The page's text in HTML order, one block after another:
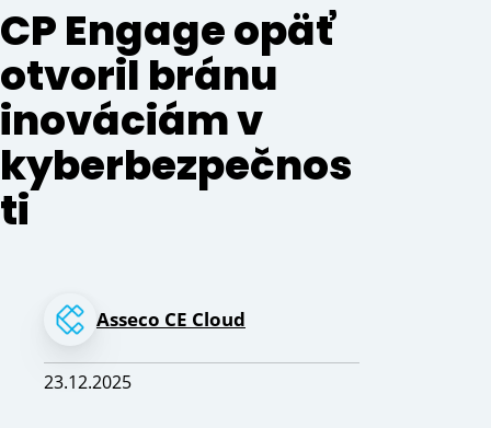
CP Engage opäť
otvoril bránu
inováciám v
kyberbezpečnos
ti
Asseco CE Cloud
23.12.2025